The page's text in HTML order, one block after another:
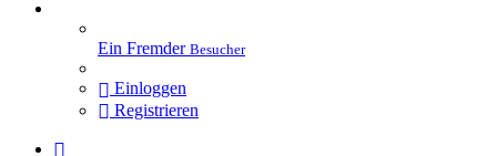
Ein Fremder Besucher
Einloggen
Registrieren